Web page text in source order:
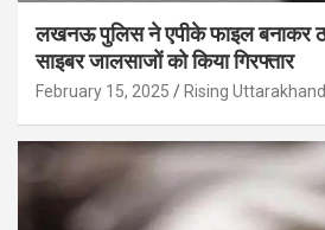
लखनऊ पुलिस ने एपीके फाइल बनाकर
साइबर जालसाजों को किया गिरफ्तार
February 15, 2025 Rising Uttarakhand